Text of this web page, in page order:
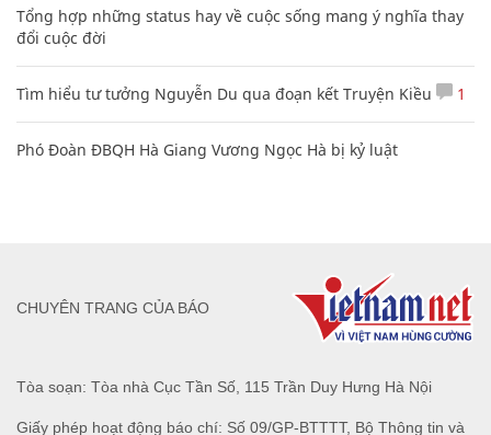
Tổng hợp những status hay về cuộc sống mang ý nghĩa thay
đổi cuộc đời
Tìm hiểu tư tưởng Nguyễn Du qua đoạn kết Truyện Kiều 1
Phó Đoàn ĐBQH Hà Giang Vương Ngọc Hà bị kỷ luật
Tòa soạn: Tòa nhà Cục Tần Số, 115 Trần Duy Hưng Hà Nội
Giấy phép hoạt động báo chí: Số 09/GP-BTTTT, Bộ Thông tin và
CHUYÊN TRANG CỦA BÁO